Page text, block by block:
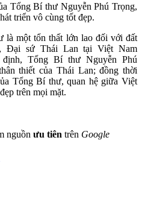
Tổng Bí thư Nguyễn Phú Trọng,
triển vô cùng tốt đẹp.
là một tổn thất lớn lao đối với đất
Đại sứ Thái Lan tại Việt Nam
định, Tổng Bí thư Nguyễn Phú
thiết của Thái Lan; đồng thời
Tổng Bí thư, quan hệ giữa Việt
trên mọi mặt.
nguồn ưu tiên trên Google